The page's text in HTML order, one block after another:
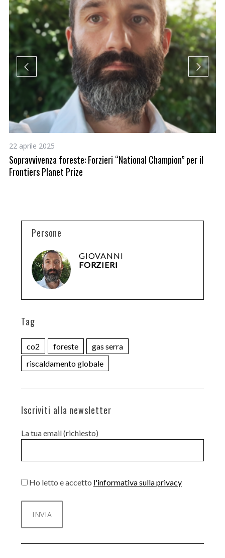
22 aprile 2025
Sopravvivenza foreste: Forzieri “National Champion” per il
Frontiers Planet Prize
Persone
GIOVANNI
FORZIERI
Tag
co2 foreste
gas serra
riscaldamento globale
Iscriviti alla newsletter
La tua email (richiesto)
Ho letto e accetto l'informativa sulla privacy